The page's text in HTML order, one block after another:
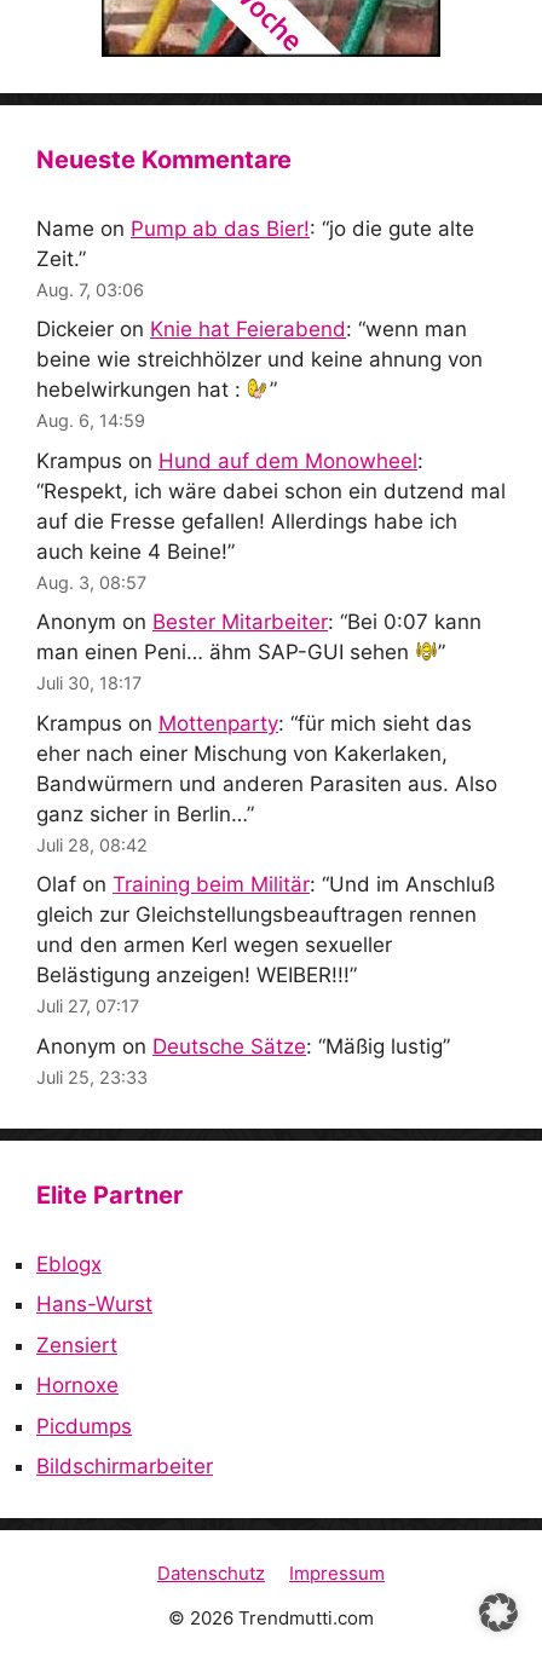
Neueste Kommentare
Name on Pump ab das Bier!: “jo die gute alte
Zeit.”
Aug. 7, 03:06
Dickeier on Knie hat Feierabend: “wenn man
beine wie streichhölzer und keine ahnung von
hebelwirkungen hat :
”
Aug. 6, 14:59
Krampus on Hund auf dem Monowheel:
“Respekt, ich wäre dabei schon ein dutzend mal
auf die Fresse gefallen! Allerdings habe ich
auch keine 4 Beine!”
Aug. 3, 08:57
Anonym on Bester Mitarbeiter: “Bei 0:07 kann
man einen Peni… ähm SAP-GUI sehen
”
Juli 30, 18:17
Krampus on Mottenparty: “für mich sieht das
eher nach einer Mischung von Kakerlaken,
Bandwürmern und anderen Parasiten aus. Also
ganz sicher in Berlin…”
Juli 28, 08:42
Olaf on Training beim Militär: “Und im Anschluß
gleich zur Gleichstellungsbeauftragen rennen
und den armen Kerl wegen sexueller
Belästigung anzeigen! WEIBER!!!”
Juli 27, 07:17
Anonym on Deutsche Sätze: “Mäßig lustig”
Juli 25, 23:33
Elite Partner
Eblogx
Hans-Wurst
Zensiert
Hornoxe
Picdumps
Bildschirmarbeiter
Datenschutz
Impressum
© 2026 Trendmutti.com